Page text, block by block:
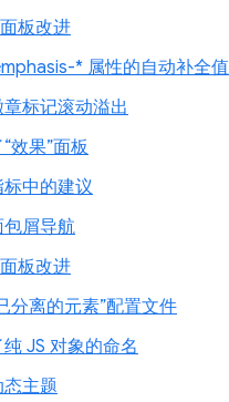
板改进
* 属性的自动补全值
标记滚动溢出
效果”面板
标中的建议
屑导航
板改进
分离的元素”配置文件
JS 对象的命名
主题